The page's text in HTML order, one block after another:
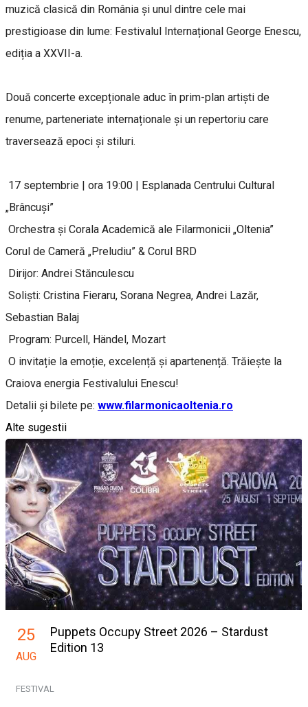
muzică clasică din România și unul dintre cele mai
prestigioase din lume: Festivalul Internațional George Enescu,
ediția a XXVII-a.
Două concerte excepționale aduc în prim-plan artiști de
renume, parteneriate internaționale și un repertoriu care
traversează epoci și stiluri.
17 septembrie | ora 19:00 | Esplanada Centrului Cultural
„Brâncuși”
Orchestra și Corala Academică ale Filarmonicii „Oltenia”
Corul de Cameră „Preludiu” & Corul BRD
Dirijor: Andrei Stănculescu
Soliști: Cristina Fieraru, Sorana Negrea, Andrei Lazăr,
Sebastian Balaj
Program: Purcell, Händel, Mozart
O invitație la emoție, excelență și apartenență. Trăiește la
Craiova energia Festivalului Enescu!
Detalii și bilete pe: www.filarmonicaoltenia.ro
Alte sugestii
25
AUG
Puppets Occupy Street 2026 – Stardust
Edition 13
FESTIVAL